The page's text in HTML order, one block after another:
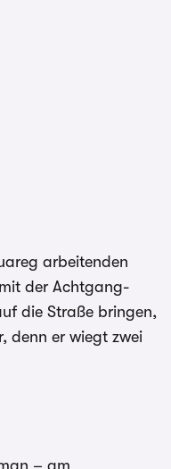
arbeitenden
der Achtgang-
die Straße bringen,
denn er wiegt zwei
– am